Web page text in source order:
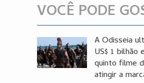
VOCÊ PODE
A Odisseia
US$ 1 bilhão
quinto filme
atingir a